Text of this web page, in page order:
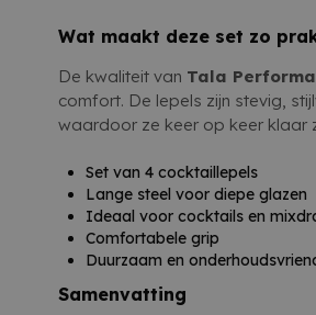
Wat maakt deze set zo
De kwaliteit van Tala
comfort. De lepels zijn stevig,
waardoor ze keer op keer klaar
Set van 4 cocktaillepels
Lange steel voor diepe glazen
Ideaal voor cocktails en
Comfortabele grip
Duurzaam en
Samenvatting